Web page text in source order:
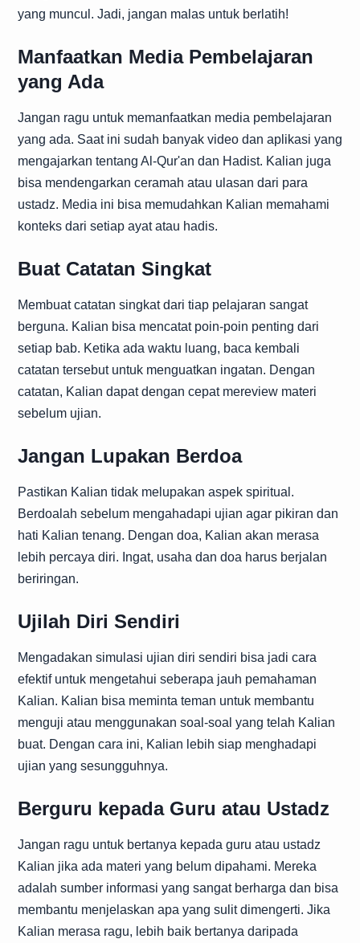
yang muncul. Jadi, jangan malas untuk berlatih!
Manfaatkan Media Pembelajaran
yang Ada
Jangan ragu untuk memanfaatkan media pembelajaran
yang ada. Saat ini sudah banyak video dan aplikasi yang
mengajarkan tentang Al-Qur'an dan Hadist. Kalian juga
bisa mendengarkan ceramah atau ulasan dari para
ustadz. Media ini bisa memudahkan Kalian memahami
konteks dari setiap ayat atau hadis.
Buat Catatan Singkat
Membuat catatan singkat dari tiap pelajaran sangat
berguna. Kalian bisa mencatat poin-poin penting dari
setiap bab. Ketika ada waktu luang, baca kembali
catatan tersebut untuk menguatkan ingatan. Dengan
catatan, Kalian dapat dengan cepat mereview materi
sebelum ujian.
Jangan Lupakan Berdoa
Pastikan Kalian tidak melupakan aspek spiritual.
Berdoalah sebelum mengahadapi ujian agar pikiran dan
hati Kalian tenang. Dengan doa, Kalian akan merasa
lebih percaya diri. Ingat, usaha dan doa harus berjalan
beriringan.
Ujilah Diri Sendiri
Mengadakan simulasi ujian diri sendiri bisa jadi cara
efektif untuk mengetahui seberapa jauh pemahaman
Kalian. Kalian bisa meminta teman untuk membantu
menguji atau menggunakan soal-soal yang telah Kalian
buat. Dengan cara ini, Kalian lebih siap menghadapi
ujian yang sesungguhnya.
Berguru kepada Guru atau Ustadz
Jangan ragu untuk bertanya kepada guru atau ustadz
Kalian jika ada materi yang belum dipahami. Mereka
adalah sumber informasi yang sangat berharga dan bisa
membantu menjelaskan apa yang sulit dimengerti. Jika
Kalian merasa ragu, lebih baik bertanya daripada